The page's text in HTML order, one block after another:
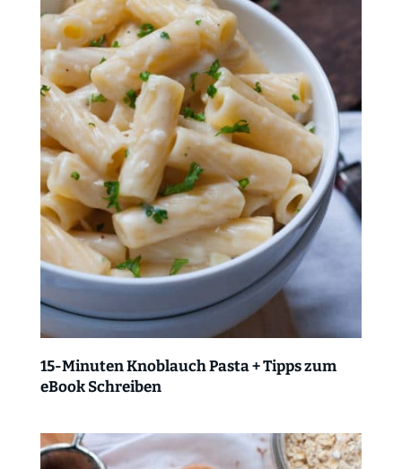
15-Minuten Knoblauch Pasta + Tipps zum
eBook Schreiben